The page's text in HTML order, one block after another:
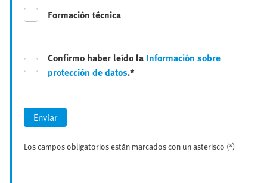
Formación técnica
Confirmo haber leído la Información sobre
protección de datos.*
Enviar
Los campos obligatorios están marcados con un asterisco (*)